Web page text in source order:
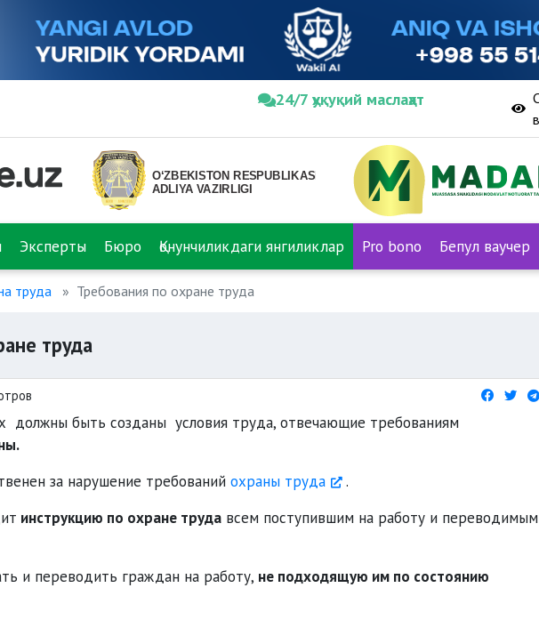
24/7 ҳуқуқий маслаҳат
Эксперты Бюро Қонунчиликдаги янгиликлар Pro bono Бепул ваучер
труда Требования по охране труда
труда
должны быть созданы условия труда, отвечающие требованиям
за нарушение требований охраны труда
.
инструкцию по охране труда всем поступившим на работу и переводимым
и переводить граждан на работу, не подходящую им по состоянию